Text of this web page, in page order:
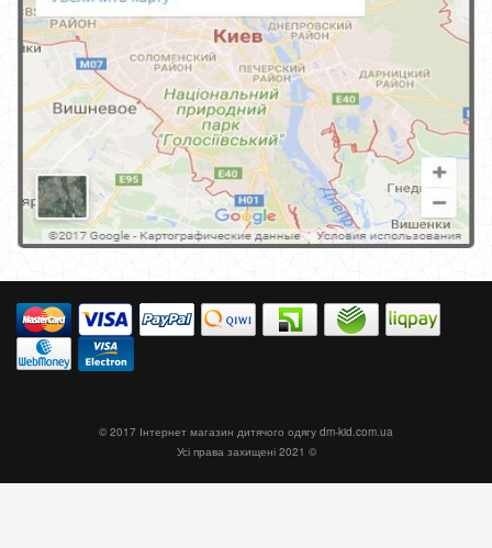
© 2017 Інтернет магазин дитячого одягу dm-kid.com.ua
Усі права захищені 2021 ©